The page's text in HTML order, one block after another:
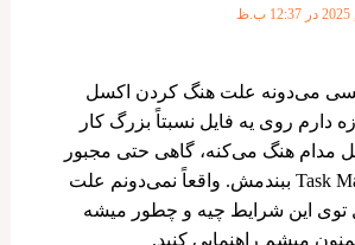
می‌دونه علت هنگ کردن اکسل
دارم روی یه فایل نسبتاً بزرگ کار
مدام هنگ می‌کنه، گاهی حتی مجبور
می‌شم از Task Manager ببندمش. واقعاً نمی‌دونم علت
این شرایط چیه و چطور میشه
میشم راهنمایی کنید.